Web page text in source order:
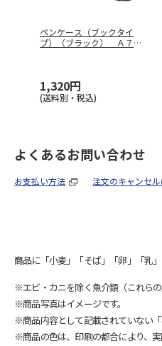
ペンケース（ブックタイ
プ）（ブラック） Ａ７５
1,320円
(送料別・税込)
よくあるお問い合わせ
お支払い方法 注文のキャンセ
商品に「小麦」「そば」「卵」「乳
※エビ・カニを除く魚介類（これら
※商品写真はイメージです。
※商品内容として記載されていない
※商品の色は、印刷の都合により、実